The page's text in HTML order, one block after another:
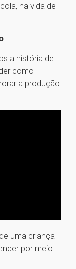
na vida de
a história de
como
a produção
uma criança
por meio